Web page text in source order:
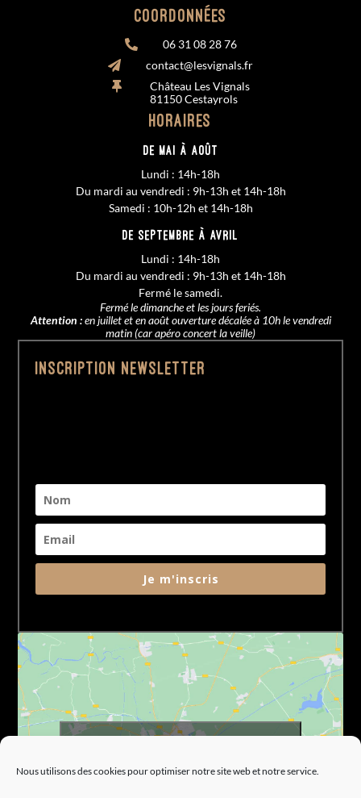
Nous utilisons des cookies pour optimiser notre site web et notre service.
Coordonnées
 06 31 08 28 76
 contact@lesvignals.fr

Château Les Vignals
81150 Cestayrols
Horaires
De MAI à AOÛT
Lundi : 14h-18h
Du mardi au vendredi : 9h-13h et 14h-18h
Samedi : 10h-12h et 14h-18h
De SEPTEMBRE à AVRIL
Lundi : 14h-18h
Du mardi au vendredi : 9h-13h et 14h-18h
Fermé le samedi.
Fermé le dimanche et les jours feriés.
Attention :en juillet et en août ouverture décalée à 10h le vendredi
matin (car apéro concert la veille)
Inscription Newsletter
Je m'inscris
Cliquez pour accepter les cookies marketing